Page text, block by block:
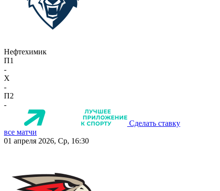
Нефтехимик
П1
-
X
-
П2
-
Сделать ставку
все матчи
01 апреля 2026, Ср, 16:30